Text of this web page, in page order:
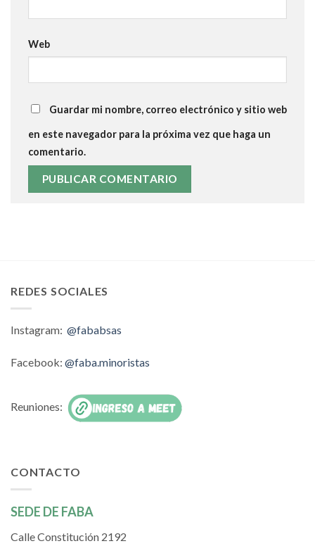
Web
Guardar mi nombre, correo electrónico y sitio web
en este navegador para la próxima vez que haga un
comentario.
REDES SOCIALES
Instagram: @fababsas
Facebook: @faba.minoristas
Reuniones:
CONTACTO
SEDE DE FABA
Calle Constitución 2192